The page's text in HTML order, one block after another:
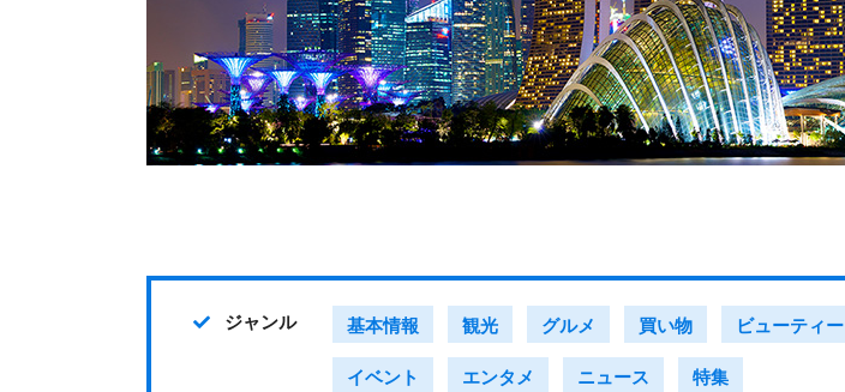
ジャンル 基本情報 観光 グルメ 買い物 ビューティー
イベント エンタメ ニュース 特集